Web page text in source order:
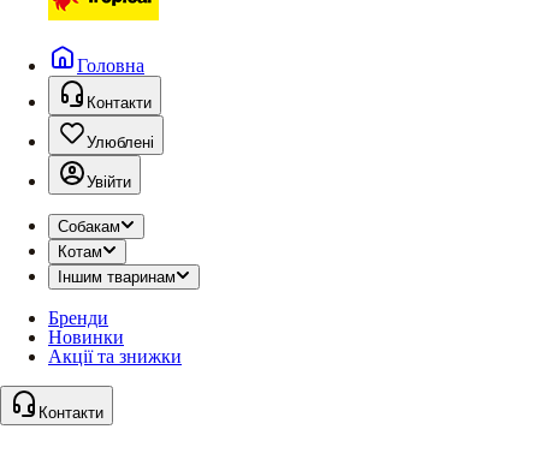
Головна
Контакти
Улюблені
Увійти
Собакам
Котам
Іншим тваринам
Бренди
Новинки
Акції та знижки
Контакти